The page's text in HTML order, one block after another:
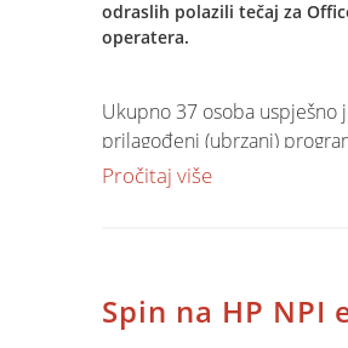
postojećih, bilježimo porast
obračunom i skladištenjem
godine otkupom su
Žito, Osatina Grupa,
odraslih polazili tečaj za
operatera.
Ukupno 37 osoba uspješno
prilagođeni (ubrzani)
Operatera.
situacija/problema.
Pročitaj više
Spin na HP NPI